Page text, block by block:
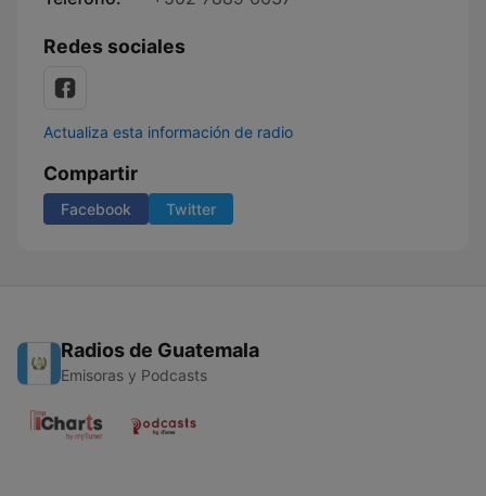
Redes sociales
Actualiza esta información de radio
Compartir
Facebook Twitter
Radios de Guatemala
Emisoras y Podcasts